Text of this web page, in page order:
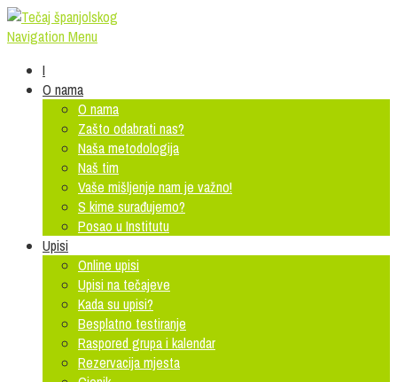
Navigation Menu
I
O nama
O nama
Zašto odabrati nas?
Naša metodologija
Naš tim
Vaše mišljenje nam je važno!
S kime surađujemo?
Posao u Institutu
Upisi
Online upisi
Upisi na tečajeve
Kada su upisi?
Besplatno testiranje
Raspored grupa i kalendar
Rezervacija mjesta